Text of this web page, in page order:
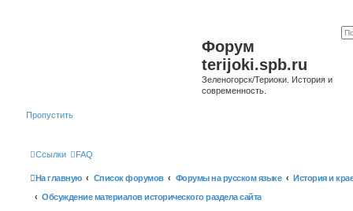
Форум
terijoki.spb.ru
Зеленогорск/Териоки. История и
современность.
Пропустить
Ссылки FAQ
На главную Список форумов Форумы на русском языке
История и
Обсуждение материалов исторического раздела сайта